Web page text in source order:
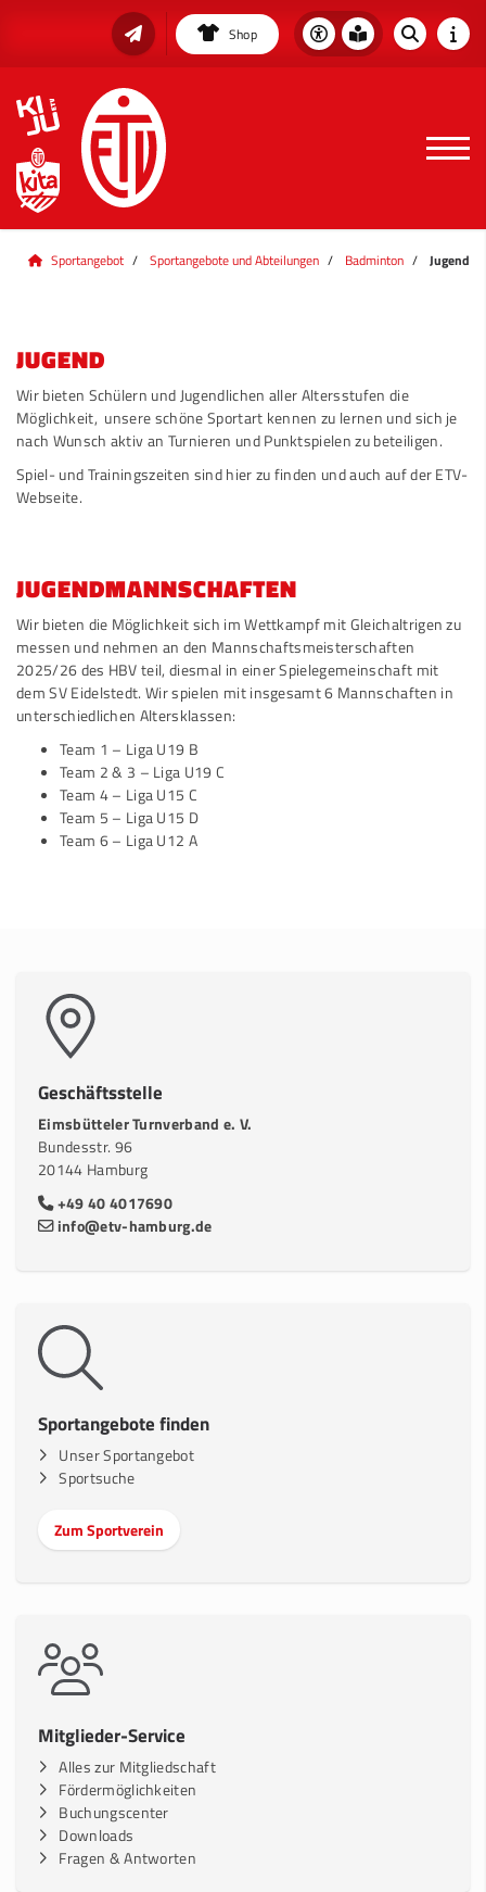
Shop
Sportangebot Sportangebote und Abteilungen Badminton Jugend
JUGEND
Wir bieten Schülern und Jugendlichen aller Altersstufen die
Möglichkeit, unsere schöne Sportart kennen zu lernen und sich je
nach Wunsch aktiv an Turnieren und Punktspielen zu beteiligen.
Spiel- und Trainingszeiten sind hier zu finden und auch auf der ETV-
Webseite.
JUGENDMANNSCHAFTEN
Wir bieten die Möglichkeit sich im Wettkampf mit Gleichaltrigen zu
messen und nehmen an den Mannschaftsmeisterschaften
2025/26 des HBV teil, diesmal in einer Spielegemeinschaft mit
dem SV Eidelstedt. Wir spielen mit insgesamt 6 Mannschaften in
unterschiedlichen Altersklassen:
Team 1 – Liga U19 B
Team 2 & 3 – Liga U19 C
Team 4 – Liga U15 C
Team 5 – Liga U15 D
Team 6 – Liga U12 A
Geschäftsstelle
Eimsbütteler Turnverband e. V.
Bundesstr. 96
20144 Hamburg
+49 40 4017690
info@etv-hamburg.de
Sportangebote finden
Unser Sportangebot
Sportsuche
Zum Sportverein
Mitglieder-Service
Alles zur Mitgliedschaft
Fördermöglichkeiten
Buchungscenter
Downloads
Fragen & Antworten